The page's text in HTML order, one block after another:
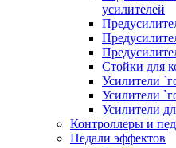
усилителей
Стойки для
Усилители
Усилители
Усилители
Контроллеры и
Педали эффектов